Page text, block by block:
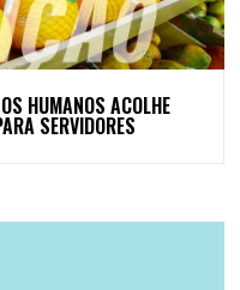
HUMANOS ACOLHE
SERVIDORES